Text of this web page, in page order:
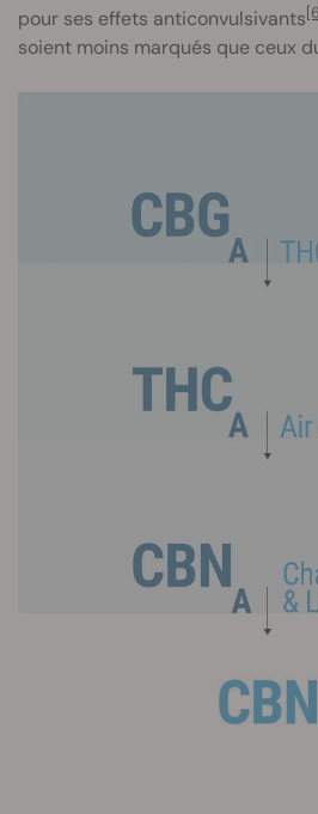
pour ses effets anticonvulsivants
soient moins marqués que ceux